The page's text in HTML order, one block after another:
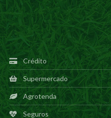
Crédito
Supermercado
Agrotenda
Seguros